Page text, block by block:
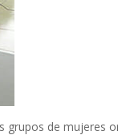
grupos de mujeres